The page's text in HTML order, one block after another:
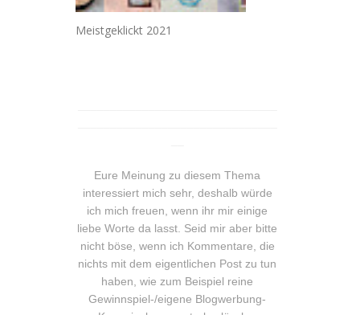
Meistgeklickt 2021
Eure Meinung zu diesem Thema
interessiert mich sehr, deshalb würde
ich mich freuen, wenn ihr mir einige
liebe Worte da lasst. Seid mir aber bitte
nicht böse, wenn ich Kommentare, die
nichts mit dem eigentlichen Post zu tun
haben, wie zum Beispiel reine
Gewinnspiel-/eigene Blogwerbung-